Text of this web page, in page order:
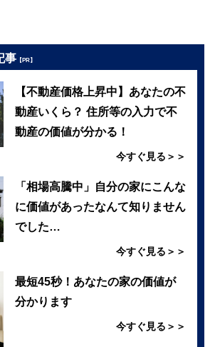
事 【PR】
【不動産価格上昇中】あなたの不
動産いくら？ 住所等の入力で不
動産の価値が分かる！
今すぐ見る＞＞
「相場高騰中」自分の家にこんな
に価値があったなんて知りません
でした…
今すぐ見る＞＞
最短45秒！あなたの家の価値が
分かります
今すぐ見る＞＞